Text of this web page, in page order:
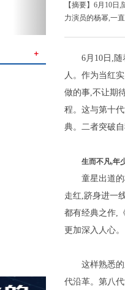
＋
【摘要】6月10
力演员的杨幂,一
6月10日,
人。作为当红
做的事,不让期
程。这与第十
典。二者突破
生而不凡,年
童星出道
走红,跻身进一
都有经典之作,
更加深入人心。
这样熟悉
代沿革。第八